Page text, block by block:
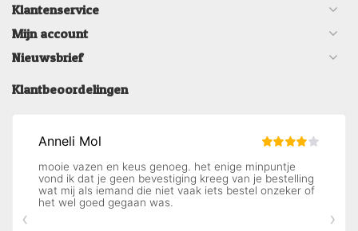
Klantenservice
Mijn account
Nieuwsbrief
Klantbeoordelingen